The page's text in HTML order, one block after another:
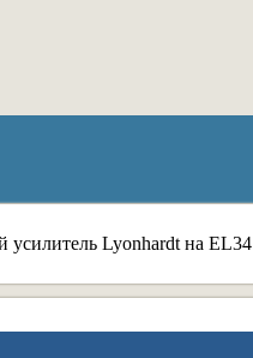
усилитель Lyonhardt на EL34